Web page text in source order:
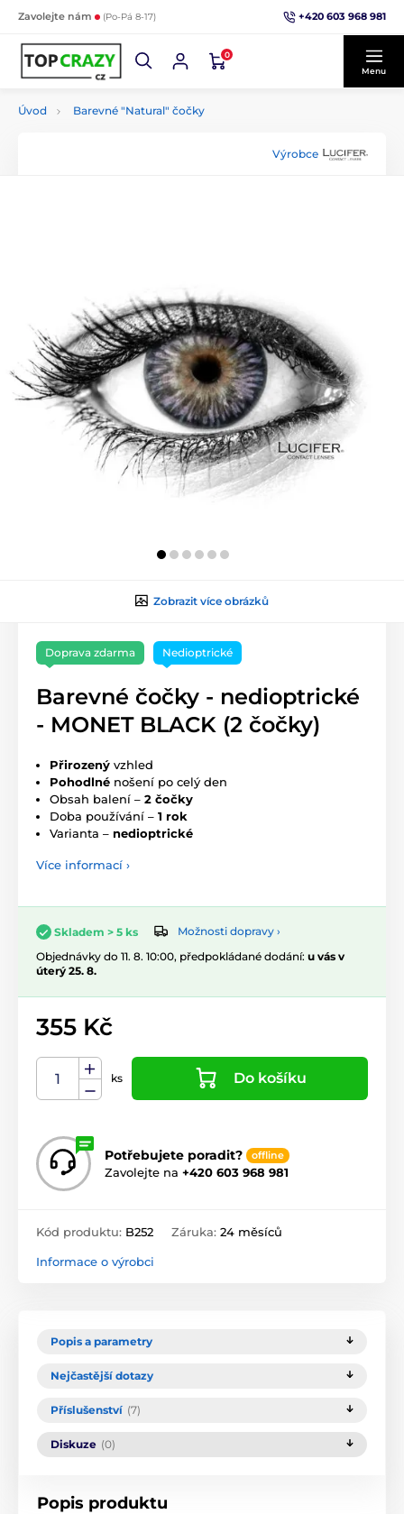
Zavolejte nám (Po-Pá 8-17) +420 603 968 981
0
Menu
Úvod Barevné "Natural" čočky
Výrobce
Zobrazit více obrázků
Doprava zdarma Nedioptrické
Barevné čočky - nedioptrické
- MONET BLACK (2 čočky)
Přirozený vzhled
Pohodlné nošení po celý den
Obsah balení – 2 čočky
Doba používání – 1 rok
Varianta – nedioptrické
Více informací ›
Skladem > 5 ks
Možnosti dopravy ›
Objednávky do 11. 8. 10:00, předpokládané dodání: u vás v
úterý 25. 8.
355 Kč
ks Do košíku
Potřebujete poradit? offline
Zavolejte na +420 603 968 981
Kód produktu: B252 Záruka: 24 měsíců
Informace o výrobci
Popis a parametry
Nejčastější dotazy
Příslušenství (7)
Diskuze (0)
Popis produktu